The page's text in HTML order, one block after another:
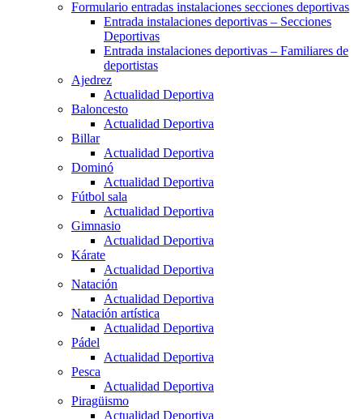
Formulario entradas instalaciones secciones deportivas
Entrada instalaciones deportivas – Secciones
Deportivas
Entrada instalaciones deportivas – Familiares de
deportistas
Ajedrez
Actualidad Deportiva
Baloncesto
Actualidad Deportiva
Billar
Actualidad Deportiva
Dominó
Actualidad Deportiva
Fútbol sala
Actualidad Deportiva
Gimnasio
Actualidad Deportiva
Kárate
Actualidad Deportiva
Natación
Actualidad Deportiva
Natación artística
Actualidad Deportiva
Pádel
Actualidad Deportiva
Pesca
Actualidad Deportiva
Piragüismo
Actualidad Deportiva